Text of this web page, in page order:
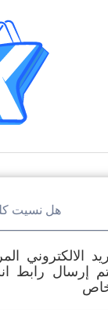
هل نسيت
الالكتروني
إرسال رابط